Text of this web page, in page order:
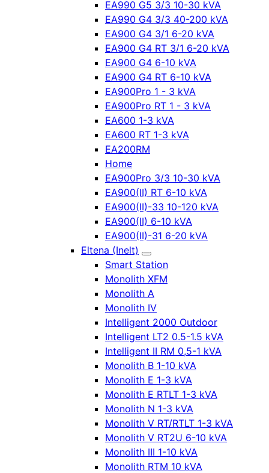
EA990 G5 3/3 10-30 kVA
EA990 G4 3/3 40-200 kVA
EA900 G4 3/1 6-20 kVA
EA900 G4 RT 3/1 6-20 kVA
EA900 G4 6-10 kVA
EA900 G4 RT 6-10 kVA
EA900Pro 1 - 3 kVA
EA900Pro RT 1 - 3 kVA
EA600 1-3 kVA
EA600 RT 1-3 kVA
EA200RM
Home
EA900Pro 3/3 10-30 kVA
EA900(II) RT 6-10 kVA
EA900(II)-33 10-120 kVA
EA900(II) 6-10 kVA
EA900(II)-31 6-20 kVA
Eltena (Inelt)
Smart Station
Monolith XFM
Monolith A
Monolith IV
Intelligent 2000 Outdoor
Intelligent LT2 0.5-1.5 kVA
Intelligent II RM 0,5-1 kVA
Monolith B 1-10 kVA
Monolith E 1-3 kVA
Monolith E RTLT 1-3 kVA
Monolith N 1-3 kVA
Monolith V RT/RTLT 1-3 kVA
Monolith V RT2U 6-10 kVA
Monolith III 1-10 kVA
Monolith RTM 10 kVA